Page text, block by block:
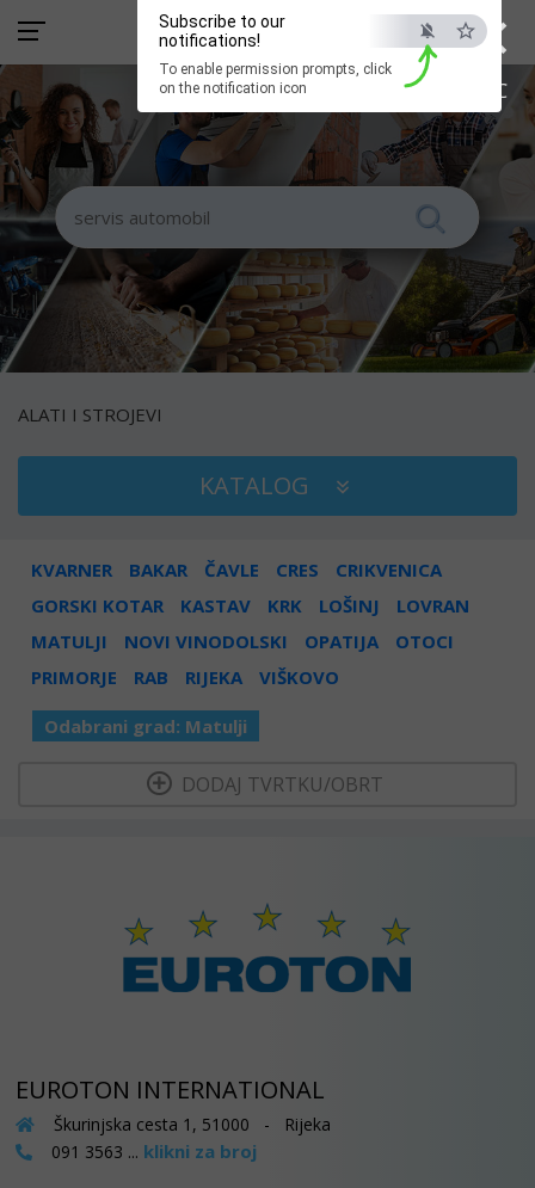
×
ESC
Subscribe to our
notifications!
To enable permission prompts, click
on the notification icon
ALATI I STROJEVI
KATALOG
KVARNER BAKAR ČAVLE CRES
CRIKVENICA
GORSKI KOTAR
KASTAV KRK LOŠINJ
LOVRAN
MATULJI
NOVI VINODOLSKI OPATIJA
OTOCI
PRIMORJE
RAB RIJEKA VIŠKOVO
Odabrani grad: Matulji
DODAJ TVRTKU/OBRT
EUROTON INTERNATIONAL
Škurinjska cesta 1, 51000 - Rijeka
091 3563 ... klikni za broj